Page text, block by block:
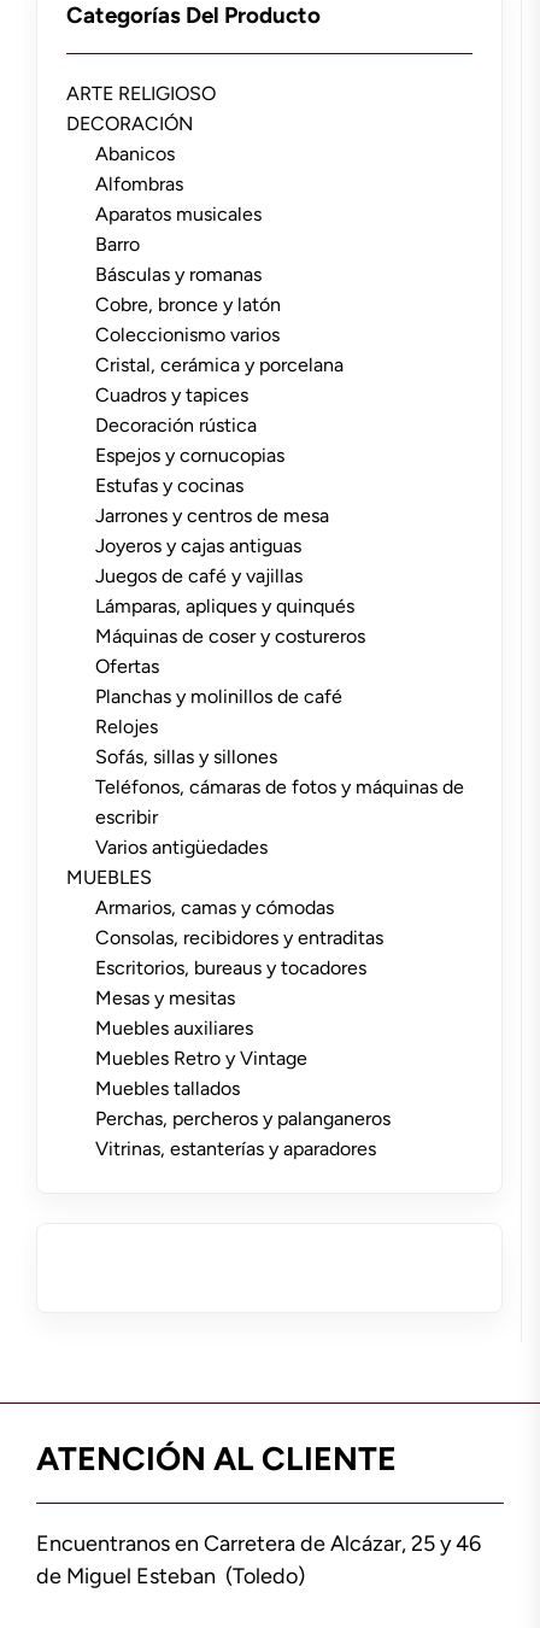
Categorías Del Producto
ARTE RELIGIOSO
DECORACIÓN
Abanicos
Alfombras
Aparatos musicales
Barro
Básculas y romanas
Cobre, bronce y latón
Coleccionismo varios
Cristal, cerámica y porcelana
Cuadros y tapices
Decoración rústica
Espejos y cornucopias
Estufas y cocinas
Jarrones y centros de mesa
Joyeros y cajas antiguas
Juegos de café y vajillas
Lámparas, apliques y quinqués
Máquinas de coser y costureros
Ofertas
Planchas y molinillos de café
Relojes
Sofás, sillas y sillones
Teléfonos, cámaras de fotos y máquinas de
escribir
Varios antigüedades
MUEBLES
Armarios, camas y cómodas
Consolas, recibidores y entraditas
Escritorios, bureaus y tocadores
Mesas y mesitas
Muebles auxiliares
Muebles Retro y Vintage
Muebles tallados
Perchas, percheros y palanganeros
Vitrinas, estanterías y aparadores
ATENCIÓN AL CLIENTE
Encuentranos en Carretera de Alcázar, 25 y 46
de Miguel Esteban (Toledo)